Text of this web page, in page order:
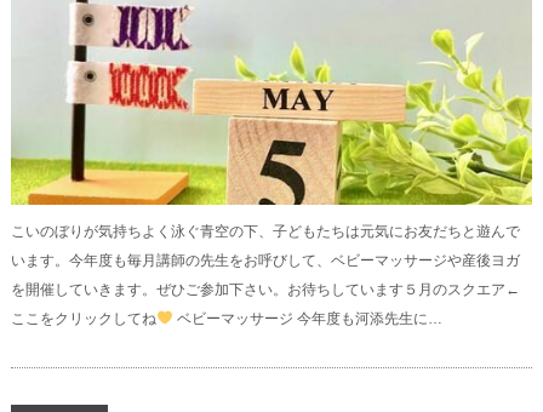
こいのぼりが気持ちよく泳ぐ青空の下、子どもたちは元気にお友だちと遊んで
います。今年度も毎月講師の先生をお呼びして、ベビーマッサージや産後ヨガ
を開催していきます。ぜひご参加下さい。お待ちしています５月のスクエア←
ここをクリックしてね
ベビーマッサージ 今年度も河添先生に…